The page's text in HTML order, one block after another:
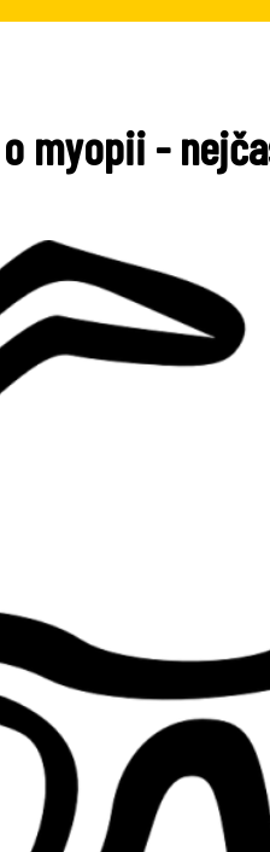
myopii -